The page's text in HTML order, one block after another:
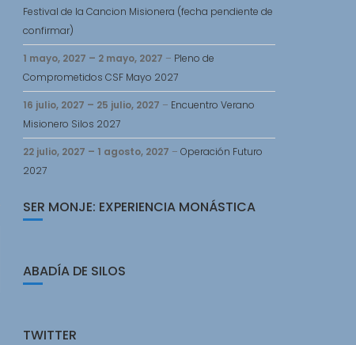
Festival de la Cancion Misionera (fecha pendiente de
confirmar)
1 mayo, 2027 – 2 mayo, 2027 – Pleno de
Comprometidos CSF Mayo 2027
16 julio, 2027 – 25 julio, 2027 – Encuentro Verano
Misionero Silos 2027
22 julio, 2027 – 1 agosto, 2027 – Operación Futuro
2027
SER MONJE: EXPERIENCIA MONÁSTICA
ABADÍA DE SILOS
TWITTER